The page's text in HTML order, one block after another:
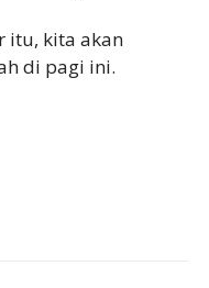
itu, kita akan
di pagi ini.